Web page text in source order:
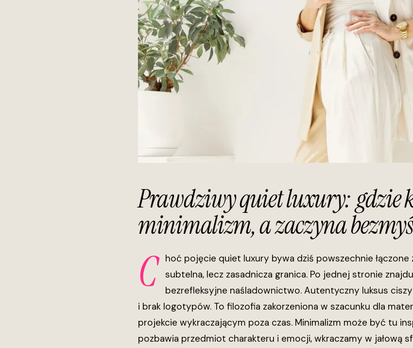
Prawdziwy quiet luxury: gdzie
minimalizm, a zaczyna
C
hoć pojęcie quiet luxury bywa dziś powszechnie
subtelna, lecz zasadnicza granica. Po jednej stronie
bezrefleksyjne naśladownictwo. Autentyczny luksus
i brak logotypów. To filozofia zakorzeniona w szacunku dla
projekcie wykraczającym poza czas. Minimalizm może być tu
pozbawia przedmiot charakteru i emocji, wkraczamy w jałową